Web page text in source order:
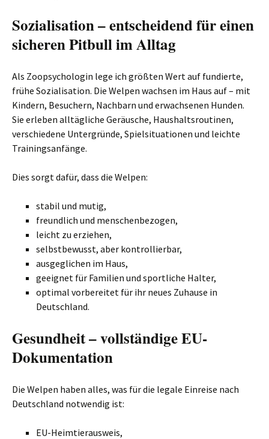
Sozialisation – entscheidend für einen
sicheren Pitbull im Alltag
Als Zoopsychologin lege ich größten Wert auf fundierte,
frühe Sozialisation. Die Welpen wachsen im Haus auf – mit
Kindern, Besuchern, Nachbarn und erwachsenen Hunden.
Sie erleben alltägliche Geräusche, Haushaltsroutinen,
verschiedene Untergründe, Spielsituationen und leichte
Trainingsanfänge.
Dies sorgt dafür, dass die Welpen:
stabil und mutig,
freundlich und menschenbezogen,
leicht zu erziehen,
selbstbewusst, aber kontrollierbar,
ausgeglichen im Haus,
geeignet für Familien und sportliche Halter,
optimal vorbereitet für ihr neues Zuhause in
Deutschland.
Gesundheit – vollständige EU-
Dokumentation
Die Welpen haben alles, was für die legale Einreise nach
Deutschland notwendig ist:
EU-Heimtierausweis,